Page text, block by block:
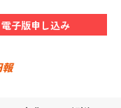
電子版申し込み